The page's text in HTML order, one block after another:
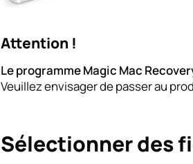
Attention !
Le programme Magic Mac
Veuillez envisager de passer au
Sélectionner des